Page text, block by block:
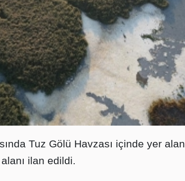
Tuz Gölü Havzası içinde yer alan
ilan edildi.